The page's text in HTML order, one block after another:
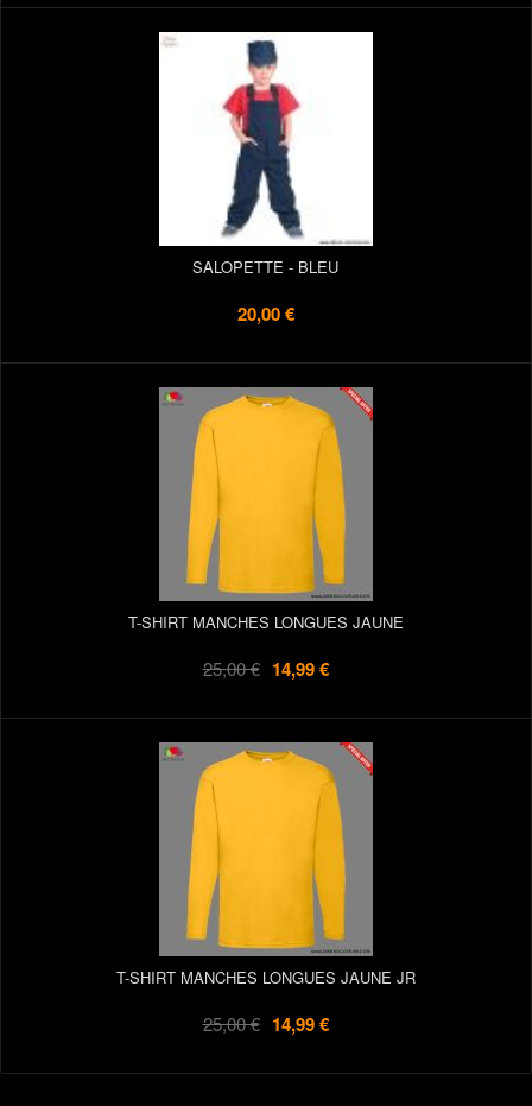
SALOPETTE - BLEU
20,00 €
T-SHIRT MANCHES LONGUES JAUNE
25,00 € 14,99 €
T-SHIRT MANCHES LONGUES JAUNE JR
25,00 € 14,99 €